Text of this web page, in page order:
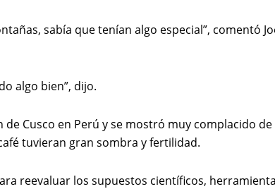
sabía que tenían algo especial”, comentó
algo bien”, dijo.
Cusco en Perú y se mostró muy complacido
tuvieran gran sombra y fertilidad.
reevaluar los supuestos científicos,